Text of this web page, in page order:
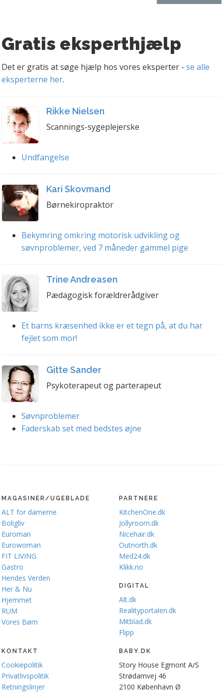
Gratis eksperthjælp
Det er gratis at søge hjælp hos vores eksperter - se alle
eksperterne her.
Rikke Nielsen
Scannings-sygeplejerske
Undfangelse
Kari Skovmand
Børnekiropraktor
Bekymring omkring motorisk udvikling og
søvnproblemer, ved 7 måneder gammel pige
Trine Andreasen
Pædagogisk forældrerådgiver
Et barns kræsenhed ikke er et tegn på, at du har
fejlet som mor!
Gitte Sander
Psykoterapeut og parterapeut
Søvnproblemer
Faderskab set med bedstes øjne
MAGASINER/UGEBLADE
ALT for damerne
Boligliv
Euroman
Eurowoman
FIT LIVING
Gastro
Hendes Verden
Her & Nu
Hjemmet
RUM
Vores Børn
PARTNERE
KitchenOne.dk
Jollyroom.dk
Nicehair.dk
Outnorth.dk
Med24.dk
Klikk.no
DIGITAL
Alt.dk
Realityportalen.dk
Mitblad.dk
Flipp
KONTAKT
Cookiepolitik
Privatlivspolitik
Retningslinjer
BABY.DK
Story House Egmont A/S
Strødamvej 46
2100 København Ø